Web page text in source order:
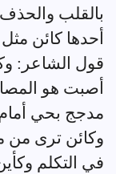
بالقلب
أحدها كائن
قول الشاعر:
أصبت هو
مدجج بحي
وكائن ترى من
في التكلم